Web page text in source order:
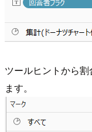
ツールヒントから
ます。